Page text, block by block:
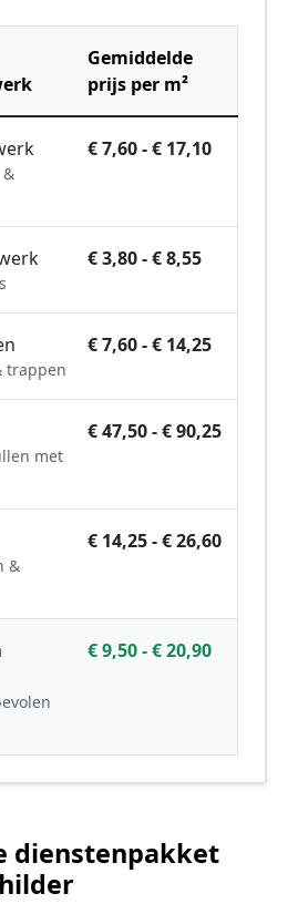
Gemiddelde
prijs per m²
€ 7,60 - € 17,10
€ 3,80 - € 8,55
trappen
€ 7,60 - € 14,25
met
€ 47,50 - € 90,25
&
€ 14,25 - € 26,60
€ 9,50 - € 20,90
dienstenpakket